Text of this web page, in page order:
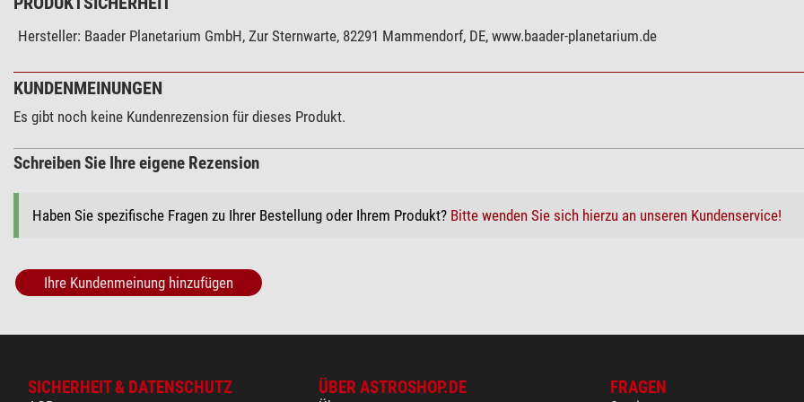
Hersteller: Baader Planetarium GmbH, Zur Sternwarte, 82291 Mammendorf, DE, www.baader-planetarium.de
KUNDENMEINUNGEN
Es gibt noch keine Kundenrezension für dieses Produkt.
Schreiben Sie Ihre eigene Rezension
Haben Sie spezifische Fragen zu Ihrer Bestellung oder Ihrem Produkt? Bitte wenden Sie sich hierzu an unseren Kundenservice!
Ihre Kundenmeinung hinzufügen
SICHERHEIT & DATENSCHUTZ ÜBER ASTROSHOP.DE FRAGEN